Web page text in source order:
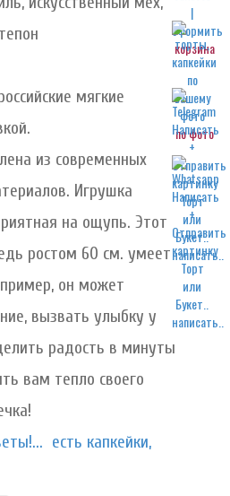
корзина
по фото
написать..
написать..
мягкие
из современных
Игрушка
на ощупь. Этот
ростом 60 см. умеет
он может
вызвать улыбку у
радость в минуты
вам тепло своего
есть капкейки,